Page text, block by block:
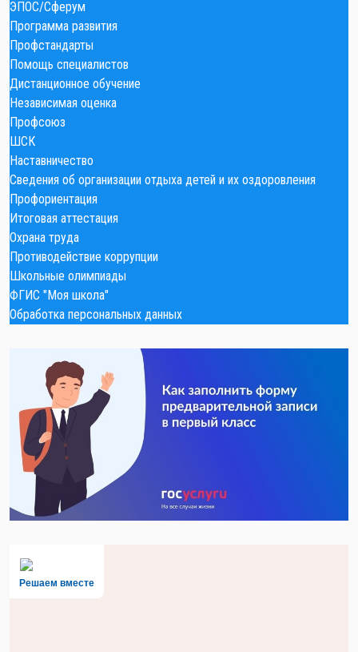
ЭПОС/Сферум
Программа развития
Профстандарты
Помощь специалистов
Дистанционное обучение
Независимая оценка
Профсоюз
ШСК
Наставничество
Сведения об организации отдыха детей и их оздоровления
Профориентация
Итоговая аттестация
Охрана труда
Противодействие коррупции
Школьные олимпиады
ФГИС "Моя школа"
Обработка персональных данных
Решаем вместе